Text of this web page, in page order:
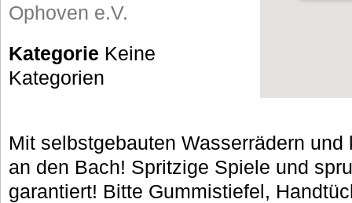
Ophoven e.V.
Kategorie Keine
Kategorien
Mit selbstgebauten Wasserrädern
an den Bach! Spritzige Spiele und
garantiert! Bitte Gummistiefel,